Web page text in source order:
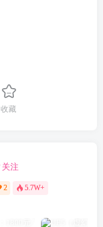
收藏
关注
2 5.7W+